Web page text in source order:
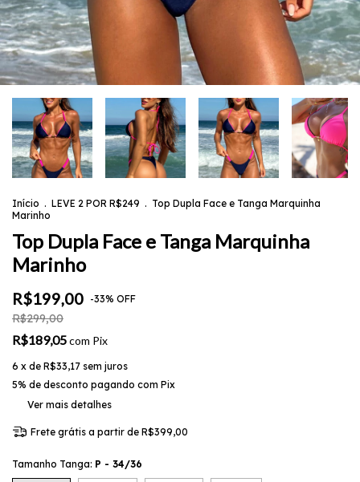
Início . LEVE 2 POR R$249 . Top Dupla Face e Tanga Marquinha
Marinho
Top Dupla Face e Tanga Marquinha
Marinho
R$199,00 -33% OFF
R$299,00
R$189,05com Pix
6 x de R$33,17 sem juros
5% de desconto pagando com Pix
Ver mais detalhes
Frete grátis a partir de R$399,00
Tamanho Tanga: P - 34/36